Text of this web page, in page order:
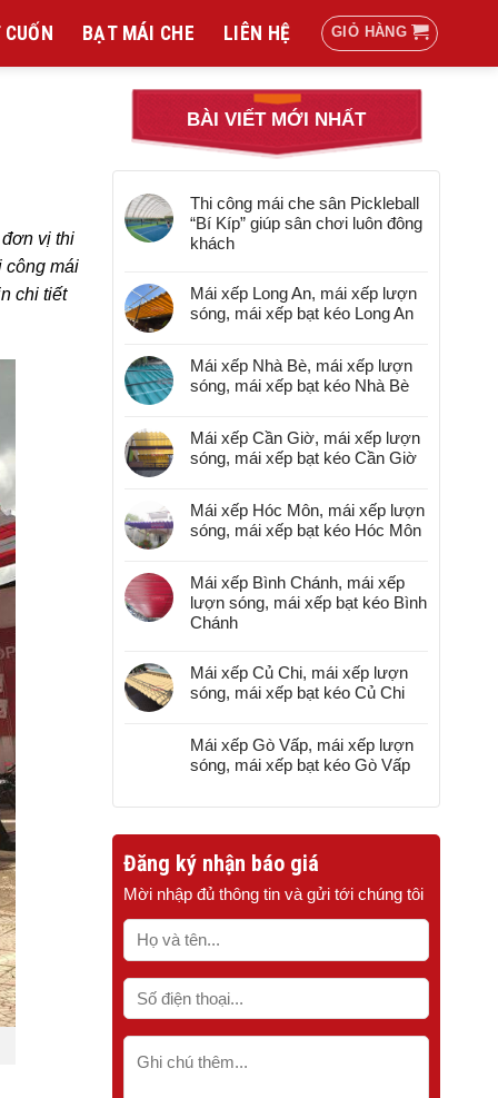
BẠT MÁI CHE LIÊN HỆ GIỎ HÀNG
vị thi
công mái
chi tiết
BÀI VIẾT MỚI NHẤT
Thi công mái che sân Pickleball
“Bí Kíp” giúp sân chơi luôn đông
khách
Mái xếp Long An, mái xếp lượn
sóng, mái xếp bạt kéo Long An
Mái xếp Nhà Bè, mái xếp lượn
sóng, mái xếp bạt kéo Nhà Bè
Mái xếp Cần Giờ, mái xếp lượn
sóng, mái xếp bạt kéo Cần Giờ
Mái xếp Hóc Môn, mái xếp lượn
sóng, mái xếp bạt kéo Hóc Môn
Mái xếp Bình Chánh, mái xếp
lượn sóng, mái xếp bạt kéo Bình
Chánh
Mái xếp Củ Chi, mái xếp lượn
sóng, mái xếp bạt kéo Củ Chi
Mái xếp Gò Vấp, mái xếp lượn
sóng, mái xếp bạt kéo Gò Vấp
Đăng ký nhận báo giá
Mời nhập đủ thông tin và gửi tới chúng tôi